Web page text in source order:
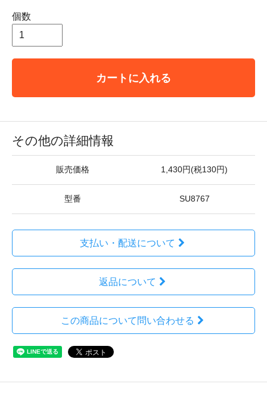
個数
カートに入れる
その他の詳細情報
販売価格 1,430円(税130円)
型番 SU8767
支払い・配送について
返品について
この商品について問い合わせる